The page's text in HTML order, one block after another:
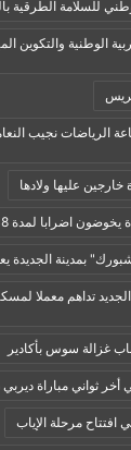
للسلامة الطرقية
الوطنية والتكوين
الرياضات نجيب
عليها ولادها
اضرابا لمدة 48 ساعة
بمدينة الجديدة
تداهم معملا
غزالة سوس بأكادير
ثواني مباراة ديربي
مرحلة الإياب